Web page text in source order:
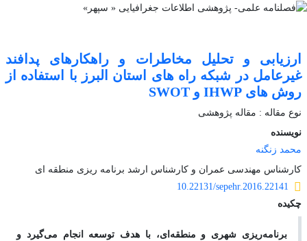
ارزیابی و تحلیل مخاطرات و راهکارهای پدافند
غیرعامل در شبکه راه های استان البرز با استفاده از
روش های IHWP و SWOT
نوع مقاله : مقاله پژوهشی
نویسنده
محمد زنگنه
کارشناس مهندسی عمران و کارشناس ارشد برنامه ریزی منطقه ای
10.22131/sepehr.2016.22141
چکیده
برنامهریزی شهری و منطقه ای، با هدف توسعه انجام میگیرد و